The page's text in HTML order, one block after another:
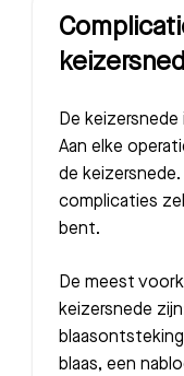
De
Aan elke
de
complicaties
bent.
De meest
keizersnede
blaas, een